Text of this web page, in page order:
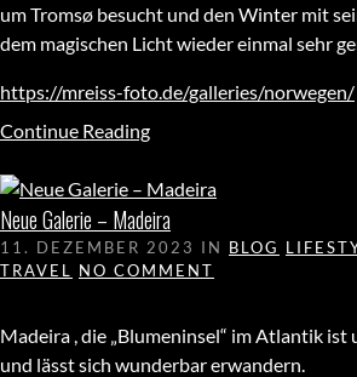
um Tromsø besucht und den Winter mit
dem magischen Licht wieder einmal sehr
https://mreiss-foto.de/galleries/norwegen/
Continue Reading
Neue Galerie – Madeira
11. DEZEMBER 2023 IN BLOG
TRAVEL NO COMMENT
Madeira , die „Blumeninsel“ im Atlantik
und lässt sich wunderbar erwandern.